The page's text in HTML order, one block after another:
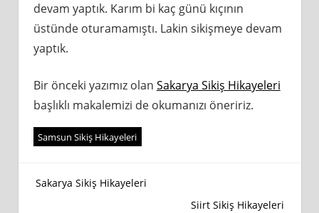
devam yaptık. Karım bi kaç günü kıçının
üstünde oturamamıştı. Lakin sikişmeye devam
yaptık.
Bir önceki yazımız olan Sakarya Sikiş Hikayeleri
başlıklı makalemizi de okumanızı öneririz.
Samsun Sikiş Hikayeleri
Yazı
Sakarya Sikiş Hikayeleri
Siirt Sikiş Hikayeleri